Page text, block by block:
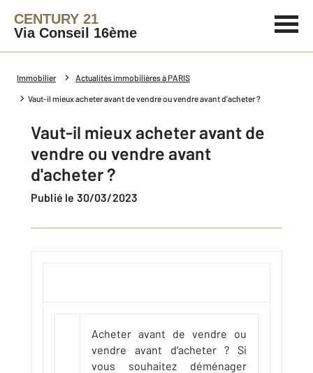
CENTURY 21
Via Conseil 16ème
Immobilier Actualités immobilières à PARIS
Vaut-il mieux acheter avant de vendre ou vendre avant d'acheter ?
Vaut-il mieux acheter avant de
vendre ou vendre avant
d'acheter ?
Publié le 30/03/2023
Acheter avant de vendre ou
vendre avant d’acheter ? Si
vous souhaitez déménager